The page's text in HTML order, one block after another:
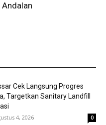
Cek Langsung Progres
Targetkan Sanitary Landfill
4, 2026 0